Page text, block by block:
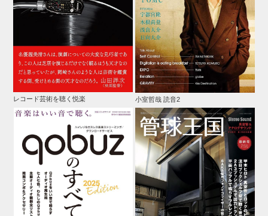
レコード芸術を聴く悦楽 小室哲哉 読音2